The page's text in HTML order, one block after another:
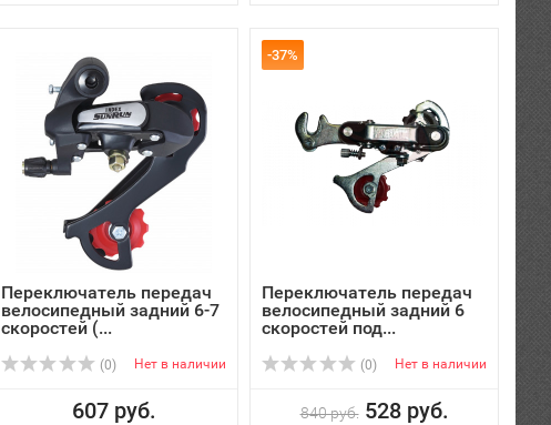
Переключатель передач
велосипедный задний 6-7
скоростей (...
(0) Нет в наличии
607 руб.
-37%
Переключатель передач
велосипедный задний 6
скоростей под...
(0) Нет в наличии
840 руб. 528 руб.